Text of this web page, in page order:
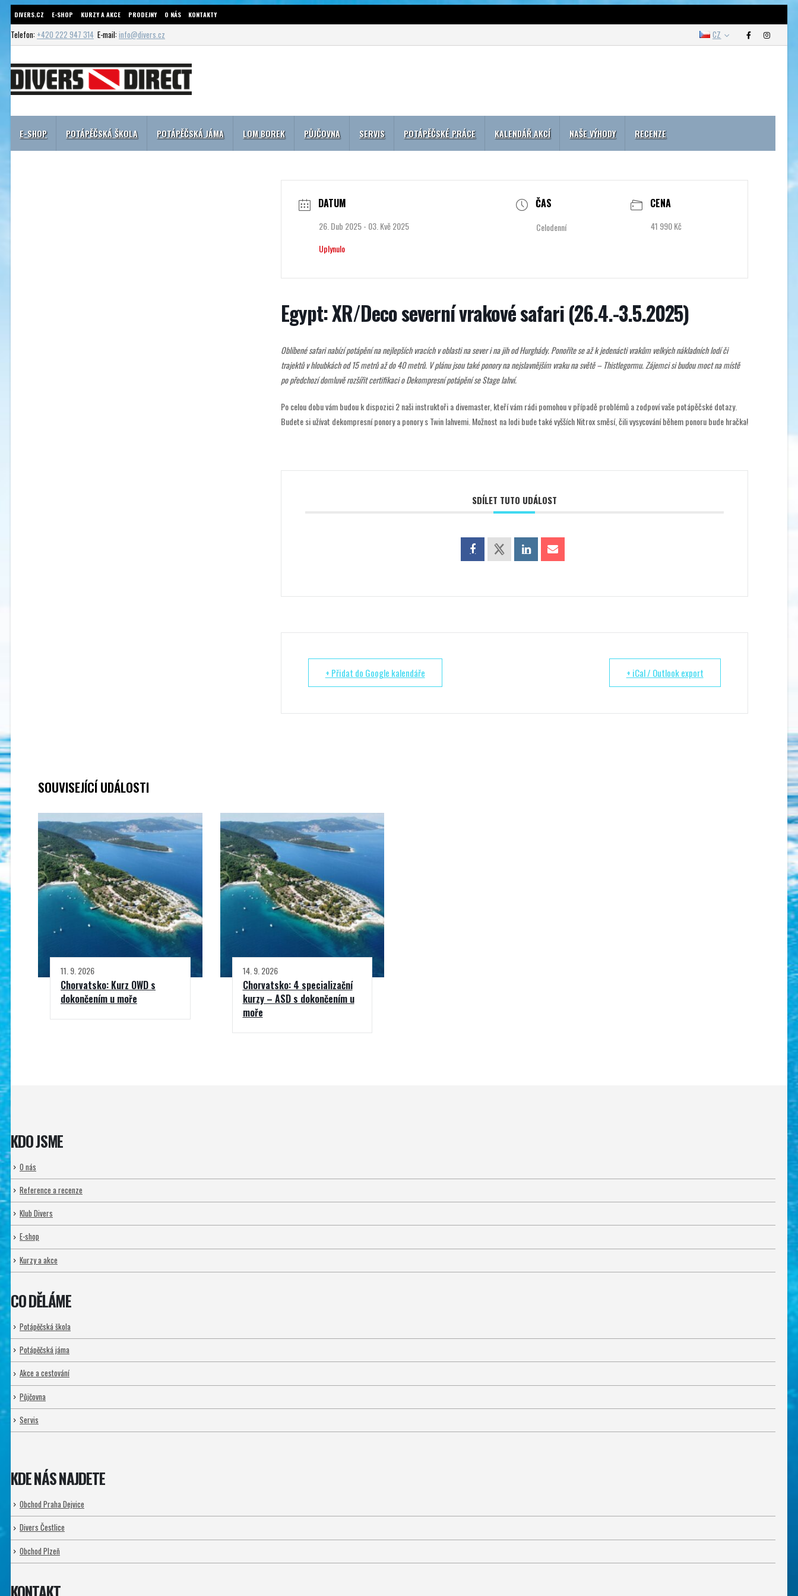
DIVERS.CZ E-SHOP KURZY A AKCE PRODEJNY O NÁS KONTAKTY
Telefon: +420 222 947 314 E-mail:info@divers.cz CZ
E-SHOP POTÁPĚČSKÁ ŠKOLA POTÁPĚČSKÁ JÁMA LOM BOREK PŮJČOVNA SERVIS POTÁPĚČSKÉ PRÁCE KALENDÁŘ AKCÍ NAŠE VÝHODY RECENZE
DATUM
26. Dub 2025- 03. Kvě 2025
Uplynulo
ČAS
Celodenní
CENA
41 990 Kč
Egypt: XR/Deco severní vrakové safari (26.4.-3.5.2025)
Oblíbené safari nabízí potápění na nejlepších vracích v oblasti na sever i na jih od Hurghády. Ponoříte se až k jedenácti vrakům velkých nákladních lodí či
trajektů v hloubkách od 15 metrů až do 40 metrů. V plánu jsou také ponory na nejslavnějším vraku na světě – Thistlegormu. Zájemci si budou moct na místě
po předchozí domluvě rozšířit certifikaci o Dekompresní potápění se Stage lahví.
Po celou dobu vám budou k dispozici 2 naši instruktoři a divemaster, kteří vám rádi pomohou v případě problémů a zodpoví vaše potápěčské dotazy.
Budete si užívat dekompresní ponory a ponory s Twin lahvemi. Možnost na lodi bude také vyšších Nitrox směsí, čili vysycování během ponoru bude hračka!
SDÍLET TUTO UDÁLOST
+ Přidat do Google kalendáře + iCal / Outlook export
SOUVISEJÍCÍ UDÁLOSTI
11. 9. 2026
Chorvatsko: Kurz OWD s
dokončením u moře
14. 9. 2026
Chorvatsko: 4 specializační
kurzy – ASD s dokončením u
moře
KDO JSME
O nás
Reference a recenze
Klub Divers
E-shop
Kurzy a akce
CO DĚLÁME
Potápěčská škola
Potápěčská jáma
Akce a cestování
Půjčovna
Servis
KDE NÁS NAJDETE
Obchod Praha Dejvice
Divers Čestlice
Obchod Plzeň
KONTAKT